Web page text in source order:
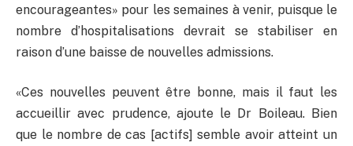
encourageantes» pour les semaines à venir, puisque le
nombre d’hospitalisations devrait se stabiliser en
raison d’une baisse de nouvelles admissions.
«Ces nouvelles peuvent être bonne, mais il faut les
accueillir avec prudence, ajoute le Dr Boileau. Bien
que le nombre de cas [actifs] semble avoir atteint un